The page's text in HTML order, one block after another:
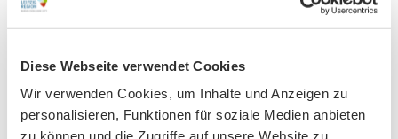
Diese Webseite verwendet Cookies
Wir verwenden Cookies, um Inhalte und Anzeigen zu
personalisieren, Funktionen für soziale Medien anbieten
zu können und die Zugriffe auf unsere Website zu